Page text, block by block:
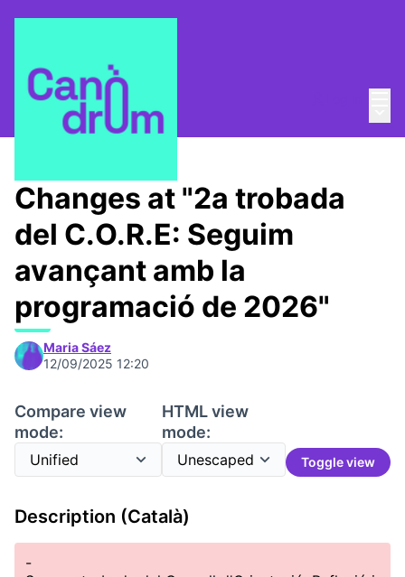
C.O.R.E. / Meetings
Changes at "2a trobada
del C.O.R.E: Seguim
avançant amb la
programació de 2026"
Maria Sáez
12/09/2025 12:20
Compare view
mode:
HTML view
mode:
Toggle view
Description (Català)
-